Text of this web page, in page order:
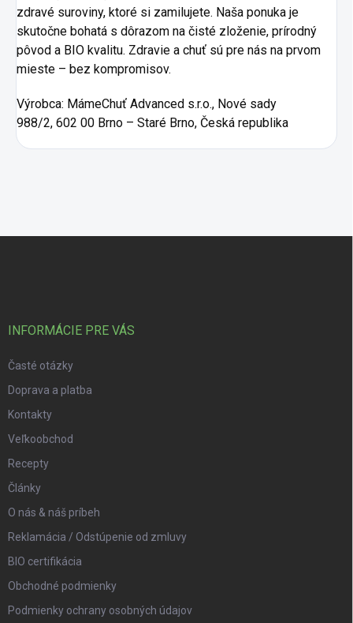
zdravé suroviny, ktoré si zamilujete. Naša ponuka je
skutočne bohatá s dôrazom na čisté zloženie, prírodný
pôvod a BIO kvalitu. Zdravie a chuť sú pre nás na prvom
mieste – bez kompromisov.
Výrobca: MámeChuť Advanced s.r.o., Nové sady
988/2, 602 00 Brno – Staré Brno, Česká republika
INFORMÁCIE PRE VÁS
Časté otázky
Doprava a platba
Kontakty
Veľkoobchod
Recepty
Články
O nás & náš príbeh
Reklamácia / Odstúpenie od zmluvy
BIO certifikácia
Obchodné podmienky
Podmienky ochrany osobných údajov